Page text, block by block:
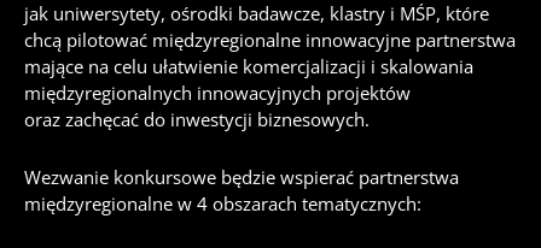
jak uniwersytety, ośrodki badawcze, klastry i MŚP, które
chcą pilotować międzyregionalne innowacyjne partnerstwa
mające na celu ułatwienie komercjalizacji i skalowania
międzyregionalnych innowacyjnych projektów
oraz zachęcać do inwestycji biznesowych.
Wezwanie konkursowe będzie wspierać partnerstwa
międzyregionalne w 4 obszarach tematycznych: